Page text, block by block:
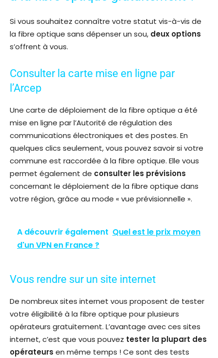
Si vous souhaitez connaître votre statut vis-à-vis de
la fibre optique sans dépenser un sou, deux options
s’offrent à vous.
Consulter la carte mise en ligne par
l’Arcep
Une carte de déploiement de la fibre optique a été
mise en ligne par l’Autorité de régulation des
communications électroniques et des postes. En
quelques clics seulement, vous pouvez savoir si votre
commune est raccordée à la fibre optique. Elle vous
permet également de consulter les prévisions
concernant le déploiement de la fibre optique dans
votre région, grâce au mode « vue prévisionnelle ».
A découvrir également Quel est le prix moyen
d'un VPN en France ?
Vous rendre sur un site internet
De nombreux sites internet vous proposent de tester
votre éligibilité à la fibre optique pour plusieurs
opérateurs gratuitement. L’avantage avec ces sites
internet, c’est que vous pouvez tester la plupart des
opérateurs en même temps ! Ce sont des tests